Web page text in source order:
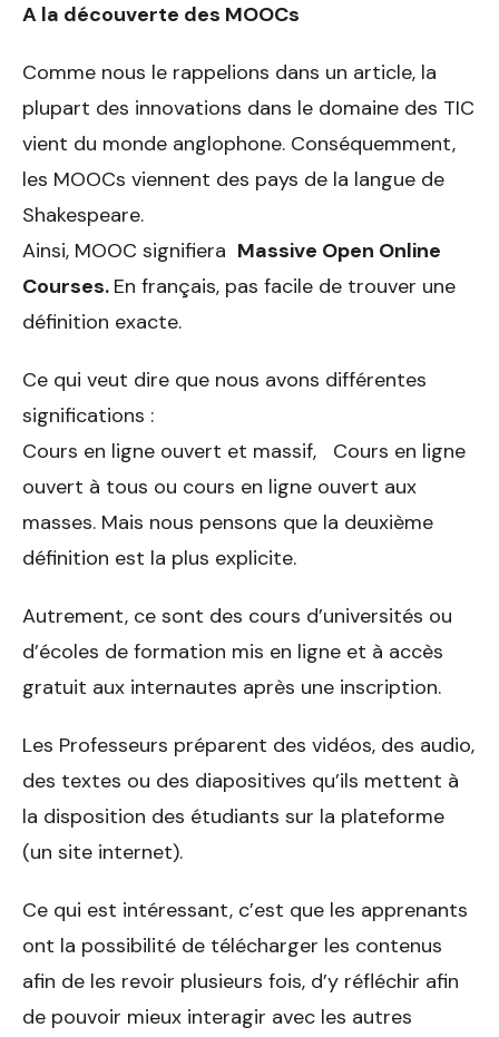
A la découverte des MOOCs
Comme nous le rappelions dans un article, la
plupart des innovations dans le domaine des TIC
vient du monde anglophone. Conséquemment,
les MOOCs viennent des pays de la langue de
Shakespeare.
Ainsi, MOOC signifiera Massive Open Online
Courses. En français, pas facile de trouver une
définition exacte.
Ce qui veut dire que nous avons différentes
significations :
Cours en ligne ouvert et massif, Cours en ligne
ouvert à tous ou cours en ligne ouvert aux
masses. Mais nous pensons que la deuxième
définition est la plus explicite.
Autrement, ce sont des cours d’universités ou
d’écoles de formation mis en ligne et à accès
gratuit aux internautes après une inscription.
Les Professeurs préparent des vidéos, des audio,
des textes ou des diapositives qu’ils mettent à
la disposition des étudiants sur la plateforme
(un site internet).
Ce qui est intéressant, c’est que les apprenants
ont la possibilité de télécharger les contenus
afin de les revoir plusieurs fois, d’y réfléchir afin
de pouvoir mieux interagir avec les autres